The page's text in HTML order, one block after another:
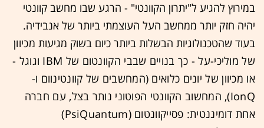
במירוץ להגיע ל"יתרון הקוונטי" - הרגע שבו מחשב קוונטי
יהיה חזק יותר ממחשב העל העוצמתי ביותר של אנבידיה.
בעוד שהטכנולוגיות הבשלות ביותר כיום בשוק מגיעות מכיוון
של מוליכי-על - כך בנויים שבבי הקוונטום של IBM וגוגל -
או מכיוון של יונים כלואים (המחשבים של קוונטינוום ו-
IonQ), המחשוב הקוונטי הפוטוני נותר בצל, עם חברה
אחת דומיננטית: פסייקוונטום (PsiQuantum)